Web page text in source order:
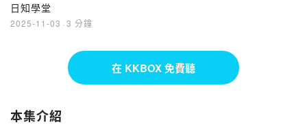
日知學堂
2025-11-03 · 3 分鐘
在 KKBOX 免費聽
本集介紹